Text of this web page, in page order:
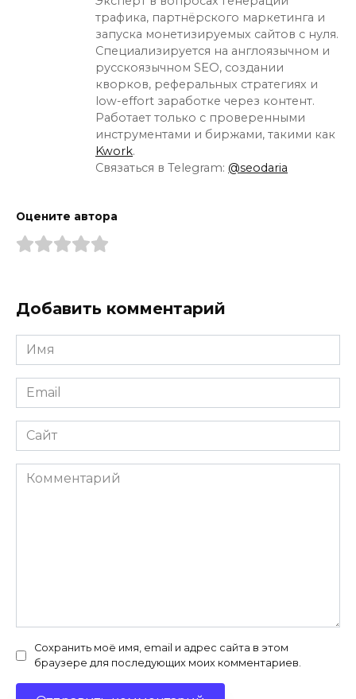
трафика, партнёрского маркетинга и
запуска монетизируемых сайтов с нуля.
Специализируется на англоязычном и
русскоязычном SEO, создании
кворков, реферальных стратегиях и
low-effort заработке через контент.
Работает только с проверенными
инструментами и биржами, такими как
Kwork.
Связаться в Telegram: @seodaria
Оцените автора
Добавить комментарий
Имя
*
Email
*
Сайт
Комментарий
Сохранить моё имя, email и адрес сайта в этом
браузере для последующих моих комментариев.